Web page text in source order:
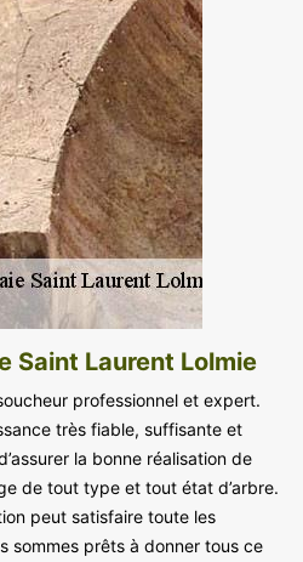
Saint Laurent Lolmie
professionnel et expert.
très fiable, suffisante et
la bonne réalisation de
de tout type et tout état d’arbre.
peut satisfaire toute les
sommes prêts à donner tous ce